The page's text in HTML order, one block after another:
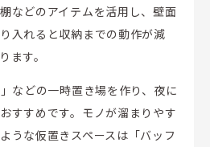
などのアイテムを活用し、壁面
入れると収納までの動作が減
ます。
などの一時置き場を作り、夜に
すすめです。モノが溜まりやす
うな仮置きスペースは「バッフ